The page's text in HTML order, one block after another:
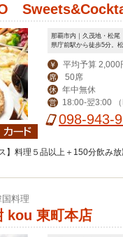
那覇市内｜久茂地・松尾
県庁前駅から徒歩5分。
￥ 平均予算 2,000
席 50席
休 年中無休
営 18:00-翌3:00
098-943-
】料理５品以上＋150分飲み放
料理
kou 東町本店